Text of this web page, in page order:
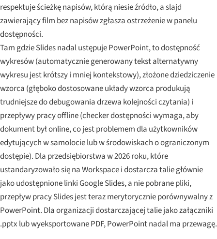
respektuje ścieżkę napisów, którą niesie źródło, a slajd
zawierający film bez napisów zgłasza ostrzeżenie w panelu
dostępności.
Tam gdzie Slides nadal ustępuje PowerPoint, to dostępność
wykresów (automatycznie generowany tekst alternatywny
wykresu jest krótszy i mniej kontekstowy), złożone dziedziczenie
wzorca (głęboko dostosowane układy wzorca produkują
trudniejsze do debugowania drzewa kolejności czytania) i
przepływy pracy offline (checker dostępności wymaga, aby
dokument był online, co jest problemem dla użytkowników
edytujących w samolocie lub w środowiskach o ograniczonym
dostępie). Dla przedsiębiorstwa w 2026 roku, które
ustandaryzowało się na Workspace i dostarcza talie głównie
jako udostępnione linki Google Slides, a nie pobrane pliki,
przepływ pracy Slides jest teraz merytorycznie porównywalny z
PowerPoint. Dla organizacji dostarczającej talie jako załączniki
.pptx lub wyeksportowane PDF, PowerPoint nadal ma przewagę.